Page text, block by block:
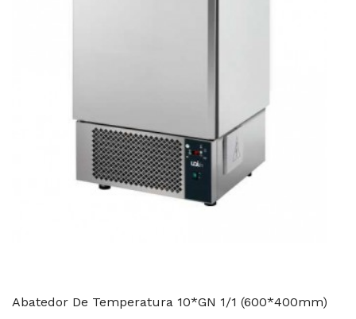
Abatedor De Temperatura 10*GN 1/1 (600*400mm)